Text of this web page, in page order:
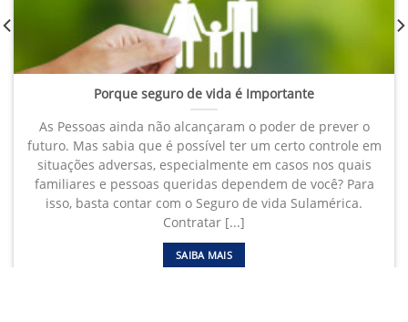
Porque seguro de vida é Importante
As Pessoas ainda não alcançaram o poder de prever o
futuro. Mas sabia que é possível ter um certo controle em
situações adversas, especialmente em casos nos quais
familiares e pessoas queridas dependem de você? Para
isso, basta contar com o Seguro de vida Sulamérica.
Contratar [...]
SAIBA MAIS